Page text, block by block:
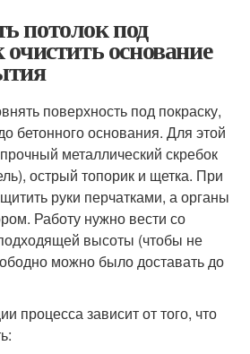
потолок под
основание
поверхность под покраску,
бетонного основания. Для этой
металлический скребок
острый топорик и щетка. При
руки перчатками, а органы
Работу нужно вести со
высоты (чтобы не
можно было доставать до
процесса зависит от того, что